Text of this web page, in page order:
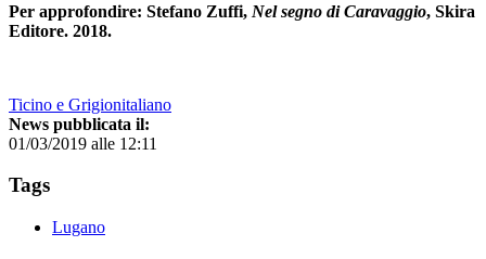
Per approfondire: Stefano Zuffi, Nel segno di Caravaggio, Skira
Editore. 2018.
Ticino e Grigionitaliano
News pubblicata il:
01/03/2019 alle 12:11
Tags
Lugano